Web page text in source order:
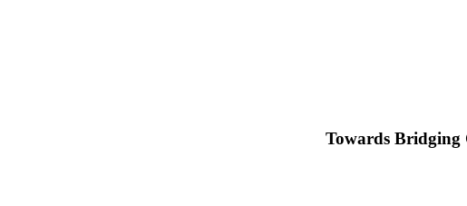
Towards Bridging